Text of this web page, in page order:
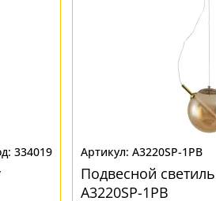
334019 A3220SP-1PB
Подвесной
A3220SP-1PB